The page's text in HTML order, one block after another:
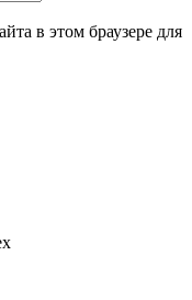
в этом браузере для